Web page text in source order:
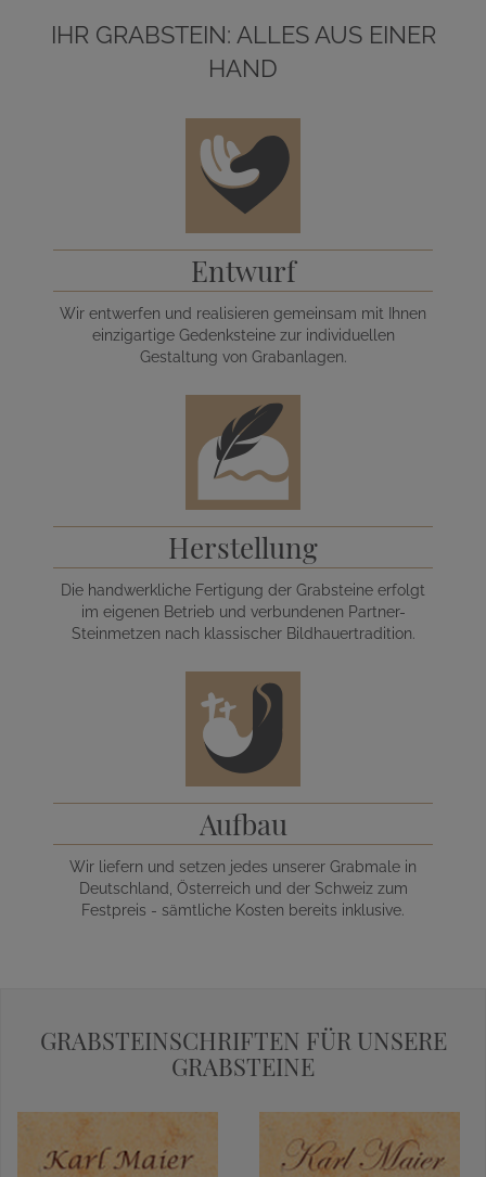
IHR GRABSTEIN: ALLES AUS EINER
HAND
Entwurf
Wir entwerfen und realisieren gemeinsam mit Ihnen
einzigartige Gedenksteine zur individuellen
Gestaltung von Grabanlagen.
Herstellung
Die handwerkliche Fertigung der Grabsteine erfolgt
im eigenen Betrieb und verbundenen Partner-
Steinmetzen nach klassischer Bildhauertradition.
Aufbau
Wir liefern und setzen jedes unserer Grabmale in
Deutschland, Österreich und der Schweiz zum
Festpreis - sämtliche Kosten bereits inklusive.
GRABSTEINSCHRIFTEN FÜR UNSERE
GRABSTEINE